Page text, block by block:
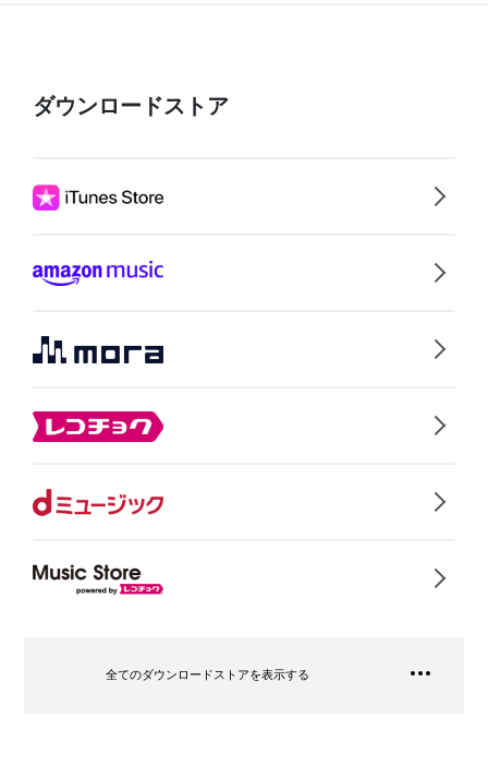
ダウンロードストア
全てのダウンロードストアを表示する